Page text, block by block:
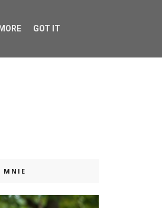
MNIE
GOT IT